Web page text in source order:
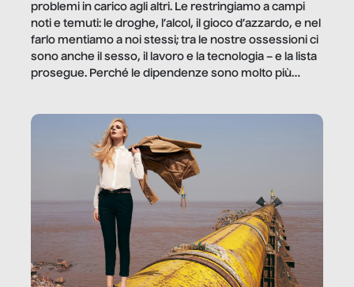
problemi in carico agli altri. Le restringiamo a campi
noti e temuti: le droghe, l’alcol, il gioco d’azzardo, e nel
farlo mentiamo a noi stessi; tra le nostre ossessioni ci
sono anche il sesso, il lavoro e la tecnologia – e la lista
prosegue. Perché le dipendenze sono molto più
trae un guadagno. In questo reportage vediamo
quale e come.